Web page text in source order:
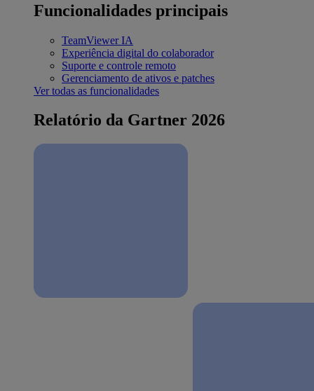
Funcionalidades principais
TeamViewer IA
Experiência digital do colaborador
Suporte e controle remoto
Gerenciamento de ativos e patches
Ver todas as funcionalidades
Relatório da Gartner 2026